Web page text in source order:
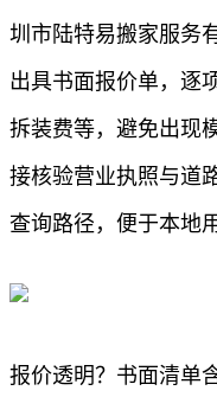
圳市陆特易搬家服务
出具书面报价单，逐
拆装费等，避免出现
接核验营业执照与道
查询路径，便于本地
报价透明？书面清单